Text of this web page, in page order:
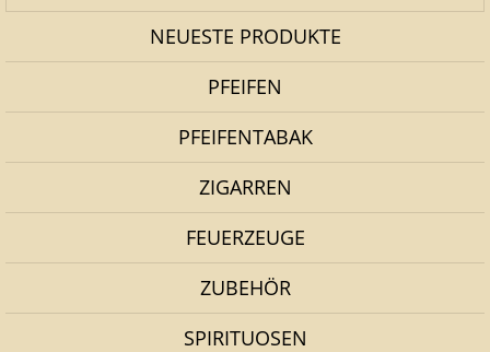
NEUESTE PRODUKTE
PFEIFEN
PFEIFENTABAK
ZIGARREN
FEUERZEUGE
ZUBEHÖR
SPIRITUOSEN